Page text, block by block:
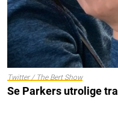
Twitter / The Bert Show
Se Parkers utrolige